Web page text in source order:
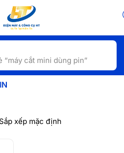
để đăng nhập.
“máy cắt mini dùng pin”